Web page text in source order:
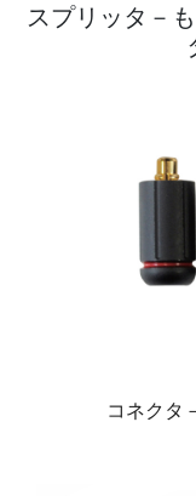
スプリッタ－
コネクタ